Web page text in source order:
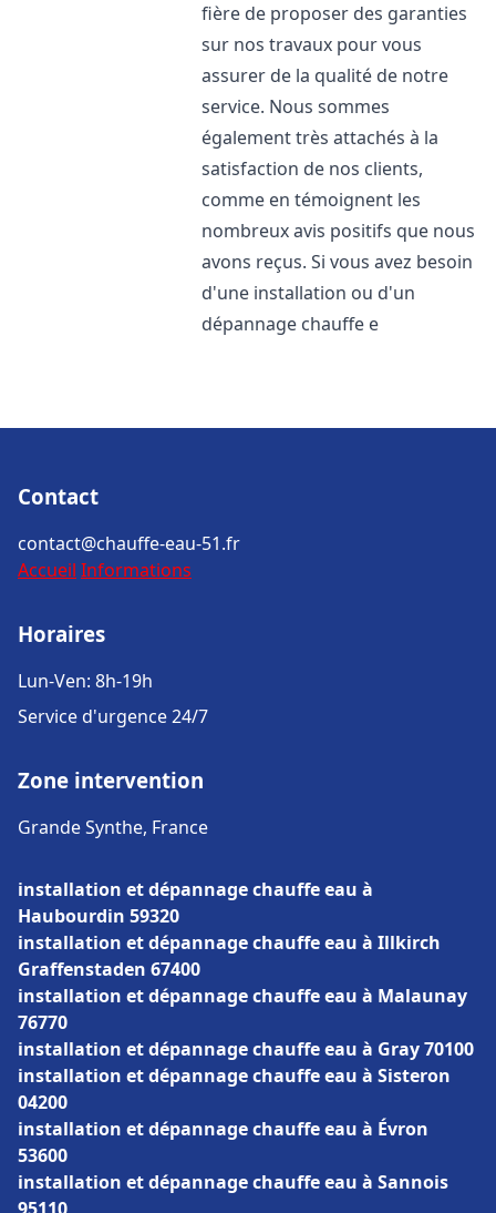
fière de proposer des garanties
sur nos travaux pour vous
assurer de la qualité de notre
service. Nous sommes
également très attachés à la
satisfaction de nos clients,
comme en témoignent les
nombreux avis positifs que nous
avons reçus. Si vous avez besoin
d'une installation ou d'un
dépannage chauffe e
Contact
contact@chauffe-eau-51.fr
Accueil Informations
Horaires
Lun-Ven: 8h-19h
Service d'urgence 24/7
Zone intervention
Grande Synthe, France
installation et dépannage chauffe eau à
Haubourdin 59320
installation et dépannage chauffe eau à Illkirch
Graffenstaden 67400
installation et dépannage chauffe eau à Malaunay
76770
installation et dépannage chauffe eau à Gray 70100
installation et dépannage chauffe eau à Sisteron
04200
installation et dépannage chauffe eau à Évron
53600
installation et dépannage chauffe eau à Sannois